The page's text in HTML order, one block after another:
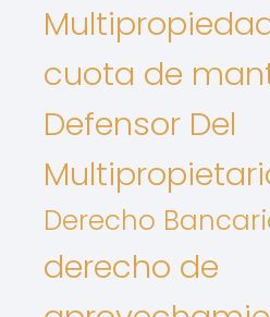
cuota de
Defensor Del
Derecho
derecho de